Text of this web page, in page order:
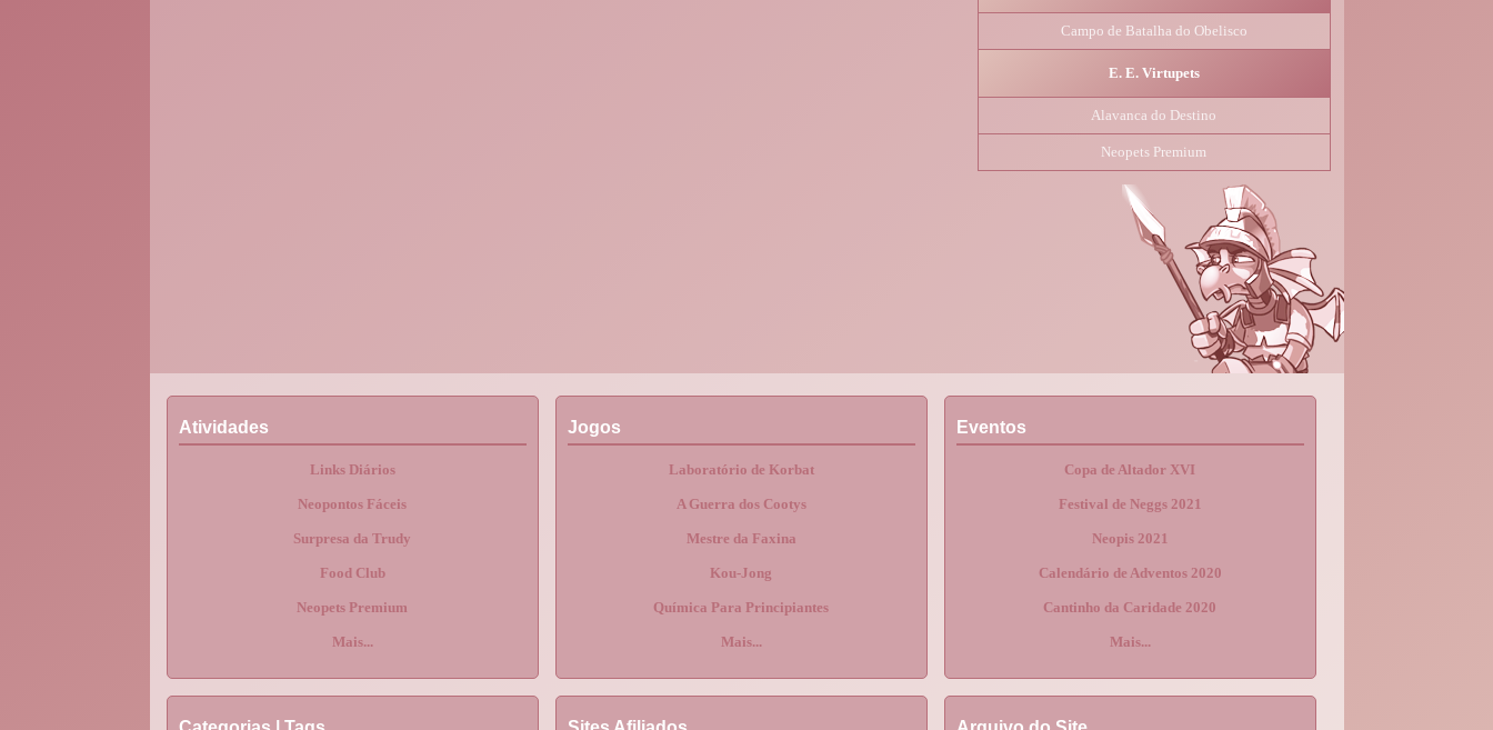
Campo de Batalha do Obelisco
E. E. Virtupets
Alavanca do Destino
Neopets Premium
Atividades
Links Diários
Neopontos Fáceis
Surpresa da Trudy
Food Club
Neopets Premium
Mais...
Jogos
Laboratório de Korbat
A Guerra dos Cootys
Mestre da Faxina
Kou-Jong
Química Para Principiantes
Mais...
Eventos
Copa de Altador XVI
Festival de Neggs 2021
Neopis 2021
Calendário de Adventos 2020
Cantinho da Caridade 2020
Mais...